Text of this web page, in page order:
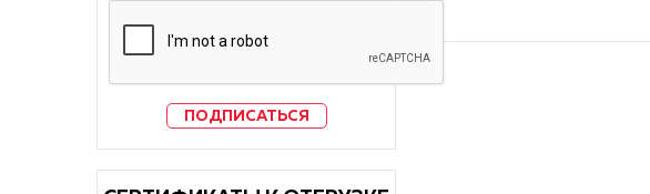
ПОДПИСАТЬСЯ